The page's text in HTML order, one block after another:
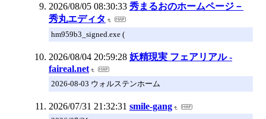
2026/08/05 08:30:33 秀まるおのホームページ－
秀丸エディタ
hm959b3_signed.exe (
2026/08/04 20:59:28 妖精現実 フェアリアル -
faireal.net
2026-08-03 ウォルステンホーム
2026/07/31 21:32:31 smile-gang